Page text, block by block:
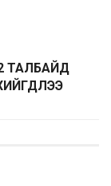
ТАЛБАЙД